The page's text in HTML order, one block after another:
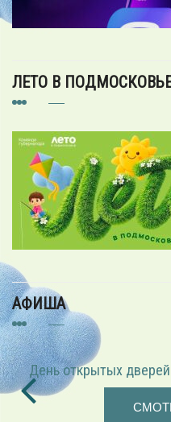
ЛЕТО В
АФИША
«Играем в режиссёра» —